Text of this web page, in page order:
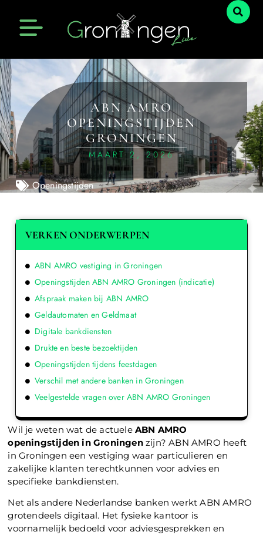
ABN AMRO
OPENINGSTIJDEN
GRONINGEN
MAART 2, 2026
Openingstijden
Wil je weten wat de actueleABN AMRO
openingstijden in Groningenzijn? ABN AMRO heeft
in Groningen een vestiging waar particulieren en
zakelijke klanten terechtkunnen voor advies en
specifieke bankdiensten.
Net als andere Nederlandse banken werkt ABN AMRO
grotendeels digitaal. Het fysieke kantoor is
voornamelijk bedoeld voor adviesgesprekken en
VERKEN ONDERWERPEN
ABN AMRO vestiging in Groningen
Openingstijden ABN AMRO Groningen (indicatie)
Afspraak maken bij ABN AMRO
Geldautomaten en Geldmaat
Digitale bankdiensten
Drukte en beste bezoektijden
Openingstijden tijdens feestdagen
Verschil met andere banken in Groningen
Veelgestelde vragen over ABN AMRO Groningen